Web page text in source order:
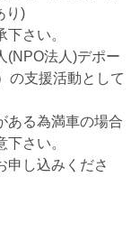
り)
さい。
(NPO法人)デポー
の支援活動として
ある為満車の場合
さい。
申し込みくださ